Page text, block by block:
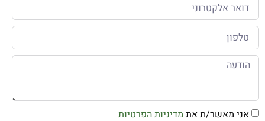
אני מאשר/ת את מדיניות הפרטיות